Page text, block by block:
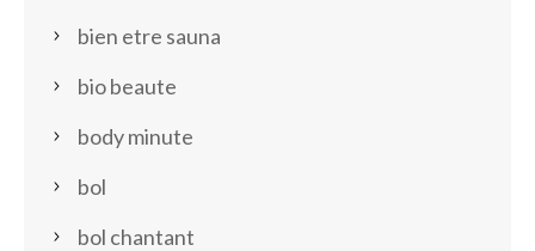
bien etre sauna
bio beaute
body minute
bol
bol chantant